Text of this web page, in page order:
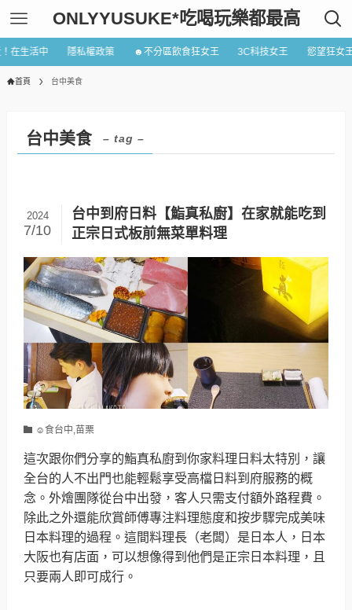
ONLYYUSUKE*吃喝玩樂都最高
在生活中 隱私權政策 ☻不分區飲食狂女王 3C科技女王 慾望狂女
首頁 台中美食
台中美食 – tag –
台中到府日料【鮨真私廚】在家就能吃到
正宗日式板前無菜單料理
2024
7/10
☺食台中,苗栗
這次跟你們分享的鮨真私廚到你家料理日料太特別，讓
全台的人不出門也能輕鬆享受高檔日料到府服務的概
念。外燴團隊從台中出發，客人只需支付額外路程費。
除此之外還能欣賞師傅專注料理態度和按步驟完成美味
日本料理的過程。這間料理長（老闆）是日本人，日本
大阪也有店面，可以想像得到他們是正宗日本料理，且
只要兩人即可成行。